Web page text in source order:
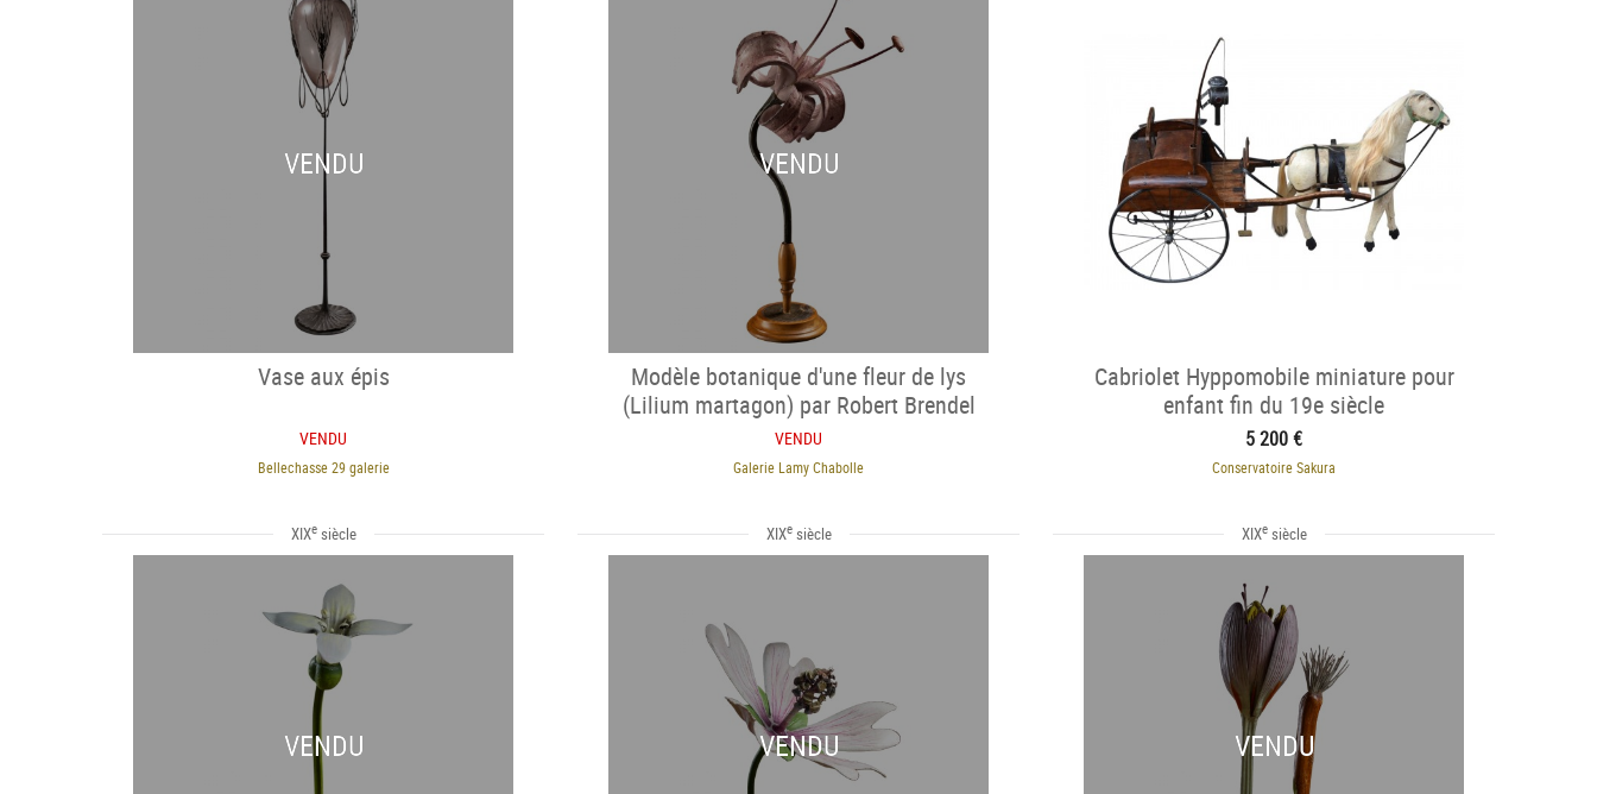
VENDU
Vase aux épis
VENDU
Bellechasse 29 galerie
VENDU
Modèle botanique d'une fleur de lys
(Lilium martagon) par Robert Brendel
VENDU
Galerie Lamy Chabolle
Cabriolet Hyppomobile miniature pour
enfant fin du 19e siècle
5 200 €
Conservatoire Sakura
XIXesiècle
VENDU
XIXesiècle
VENDU
XIXesiècle
VENDU